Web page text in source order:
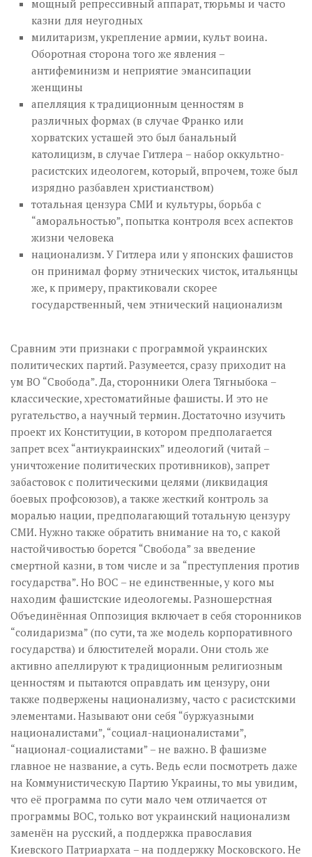
мощный репрессивный аппарат, тюрьмы и часто
казни для неугодных
милитаризм, укрепление армии, культ воина.
Оборотная сторона того же явления –
антифеминизм и неприятие эмансипации
женщины
апелляция к традиционным ценностям в
различных формах (в случае Франко или
хорватских усташей это был банальный
католицизм, в случае Гитлера – набор оккультно-
расистских идеологем, который, впрочем, тоже был
изрядно разбавлен христианством)
тотальная цензура СМИ и культуры, борьба с
“аморальностью”, попытка контроля всех аспектов
жизни человека
национализм. У Гитлера или у японских фашистов
он принимал форму этнических чисток, итальянцы
же, к примеру, практиковали скорее
государственный, чем этнический национализм
Сравним эти признаки с программой украинских
политических партий. Разумеется, сразу приходит на
ум ВО “Свобода”. Да, сторонники Олега Тягныбока –
классические, хрестоматийные фашисты. И это не
ругательство, а научный термин. Достаточно изучить
проект их Конституции, в котором предполагается
запрет всех “антиукраинских” идеологий (читай –
уничтожение политических противников), запрет
забастовок с политическими целями (ликвидация
боевых профсоюзов), а также жесткий контроль за
моралью нации, предполагающий тотальную цензуру
СМИ. Нужно также обратить внимание на то, с какой
настойчивостью борется “Свобода” за введение
смертной казни, в том числе и за “преступления против
государства”. Но ВОС – не единственные, у кого мы
находим фашистские идеологемы. Разношерстная
Объединённая Оппозиция включает в себя сторонников
“солидаризма” (по сути, та же модель корпоративного
государства) и блюстителей морали. Они столь же
активно апеллируют к традиционным религиозным
ценностям и пытаются оправдать им цензуру, они
также подвержены национализму, часто с расистскими
элементами. Называют они себя “буржуазными
националистами”, “социал-националистами”,
“национал-социалистами” – не важно. В фашизме
главное не название, а суть. Ведь если посмотреть даже
на Коммунистическую Партию Украины, то мы увидим,
что её программа по сути мало чем отличается от
программы ВОС, только вот украинский национализм
заменён на русский, а поддержка православия
Киевского Патриархата – на поддержку Московского. Не